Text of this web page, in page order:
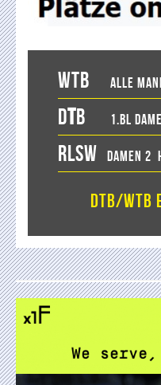
WTB Alle
DTB 1.BL
RLSW Damen 2
DTB/